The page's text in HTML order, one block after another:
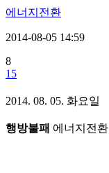
에너지전환
2014-08-05 14:59
8
15
2014. 08. 05. 화요일
행방불패 에너지전환